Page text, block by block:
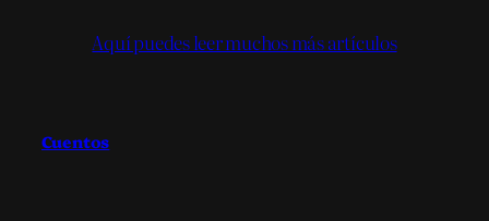
Aquí puedes leer muchos más artículos
Cuentos